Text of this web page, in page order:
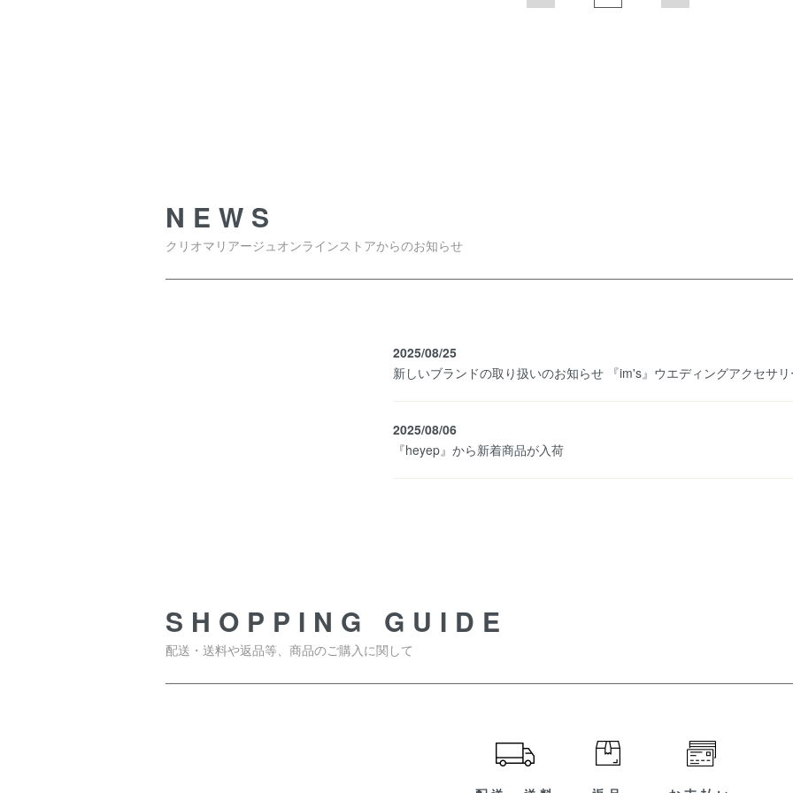
NEWS
クリオマリアージュオンラインストアからのお知らせ
2025/08/25
新しいブランドの取り扱いのお知らせ 『im's』ウエディングアクセサ
2025/08/06
『heyep』から新着商品が入荷
SHOPPING GUIDE
配送・送料や返品等、商品のご購入に関して